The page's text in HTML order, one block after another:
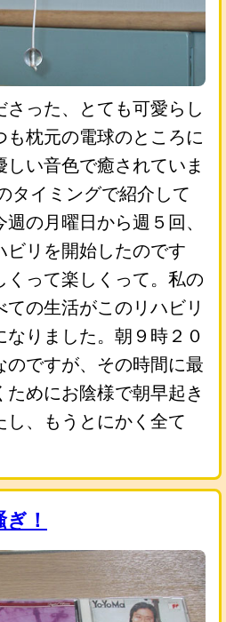
った、とても可愛らし
も枕元の電球のところに
い音色で癒されていま
タイミングで紹介して
の月曜日から週５回、
ビリを開始したのです
くって楽しくって。私の
の生活がこのリハビリ
なりました。朝９時２０
のですが、その時間に最
めにお陰様で朝早起き
し、もうとにかく全て
！